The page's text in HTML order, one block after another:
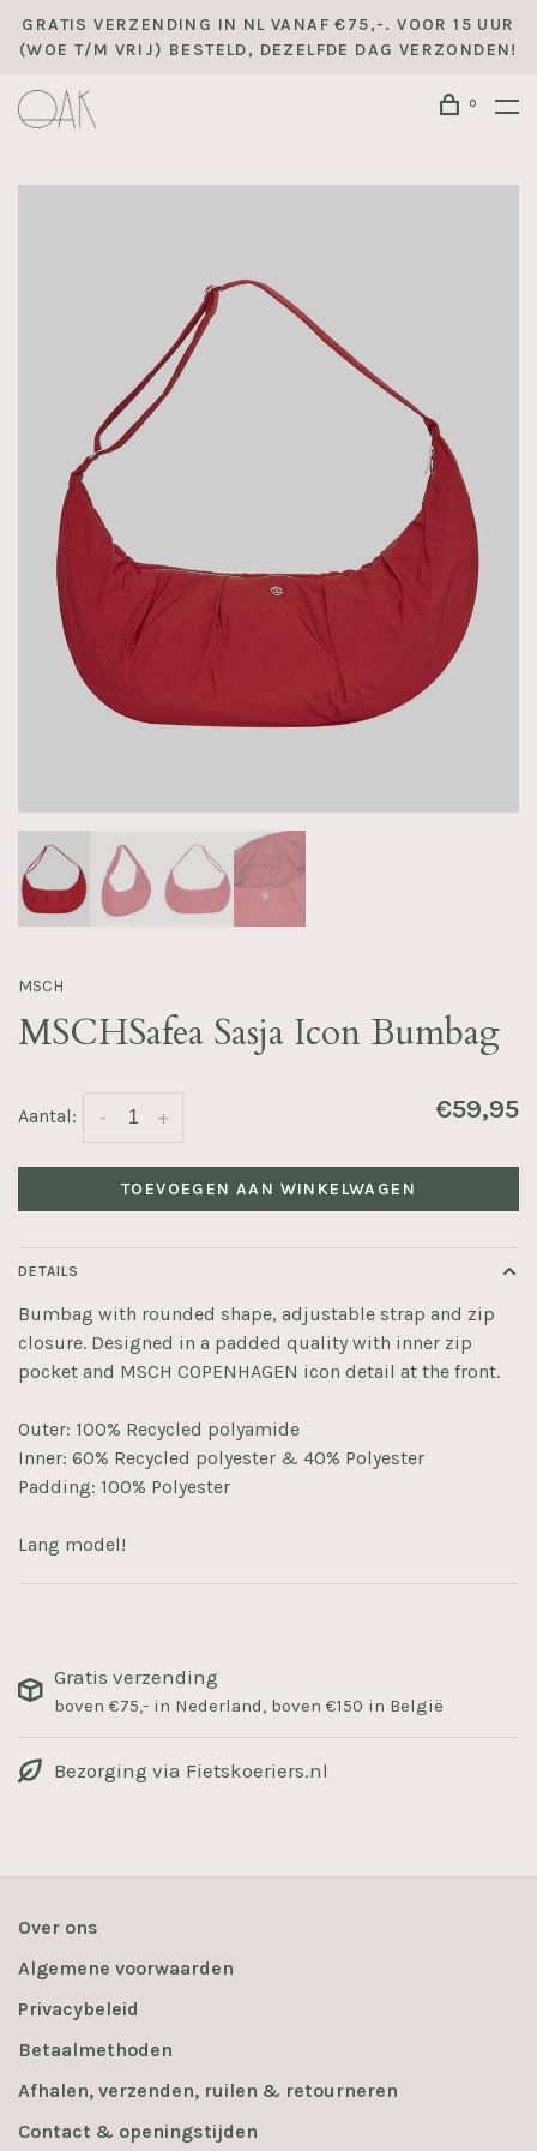
GRATIS VERZENDING IN NL VANAF €75,-. VOOR 15 UUR
(WOE T/M VRIJ) BESTELD, DEZELFDE DAG VERZONDEN!
0
MSCH
MSCHSafea Sasja Icon Bumbag
Aantal: +
- €59,95
TOEVOEGEN AAN WINKELWAGEN
DETAILS
Bumbag with rounded shape, adjustable strap and zip
closure. Designed in a padded quality with inner zip
pocket and MSCH COPENHAGEN icon detail at the front.
Outer: 100% Recycled polyamide
Inner: 60% Recycled polyester & 40% Polyester
Padding: 100% Polyester
Lang model!
Gratis verzending
boven €75,- in Nederland, boven €150 in België
Bezorging via Fietskoeriers.nl
Over ons
Algemene voorwaarden
Privacybeleid
Betaalmethoden
Afhalen, verzenden, ruilen & retourneren
Contact & openingstijden